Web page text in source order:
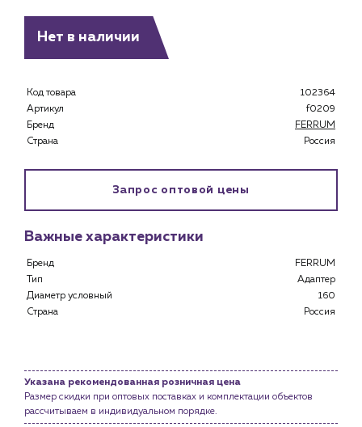
Монтажным бригадам
Предприятиям и юр.лицам
История компании
Новости
Блог
Нет в наличии
Код товара
102364
Артикул
f0209
Бренд
FERRUM
Страна
Россия
Запрос оптовой цены
Важные характеристики
Бренд
FERRUM
Тип
Адаптер
Диаметр условный
160
Страна
Россия
Указана рекомендованная розничная цена
Размер скидки при оптовых поставках и комплектации объектов
рассчитываем в индивидуальном порядке.